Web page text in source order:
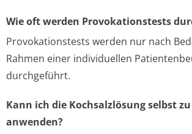
Wie oft werden Provokationstests
Provokationstests werden nur nach
Rahmen einer individuellen
durchgeführt.
Kann ich die Kochsalzlösung selbst
anwenden?